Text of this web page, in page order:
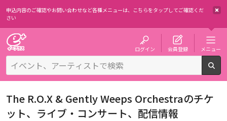
申込内容のご確認やお問い合わせなど各種メニューは、 こちらをタップしてご確認くだ
さい
ログイン 会員登録 メニュー
The R.O.X & Gently Weeps Orchestraのチケ
ット、ライブ・コンサート、配信情報